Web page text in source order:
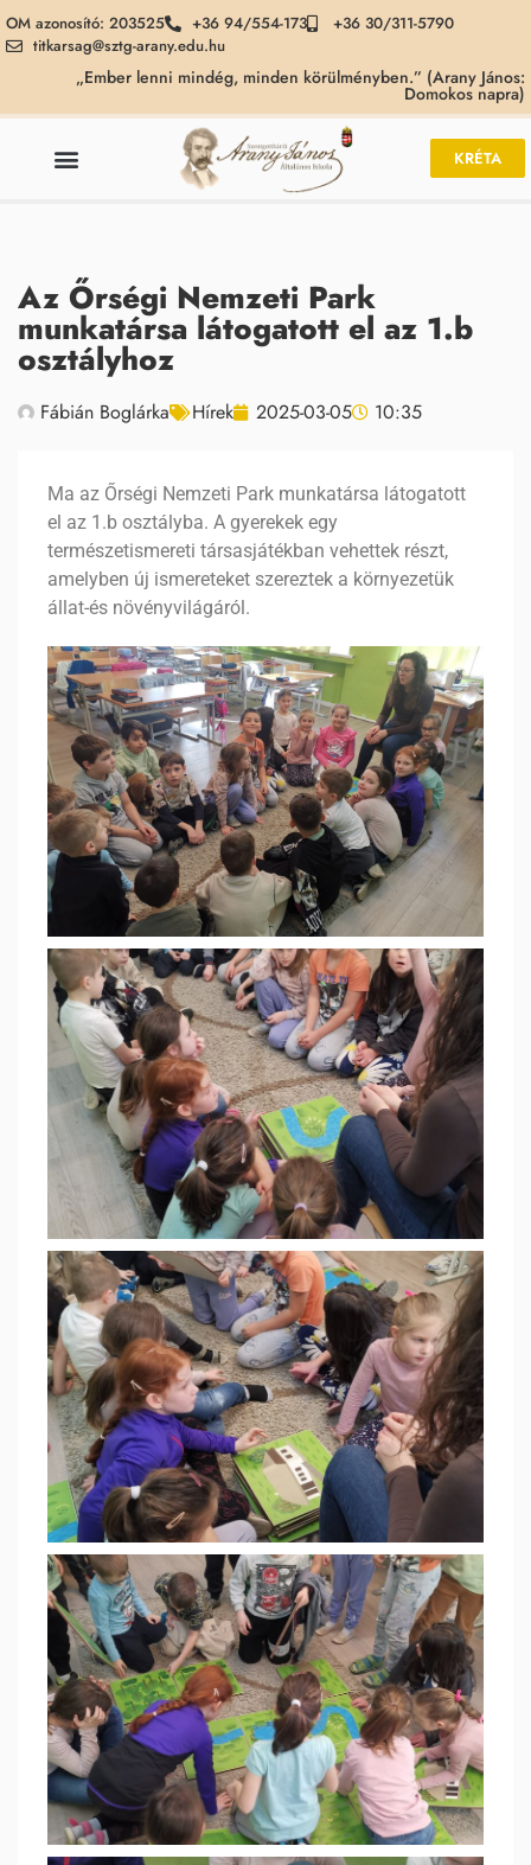
OM azonosító: 203525 +36 94/554-173
+36 30/311-5790
titkarsag@sztg-arany.edu.hu
„Ember lenni mindég, minden körülményben.” (Arany János:
Domokos napra)
KRÉTA
Az Őrségi Nemzeti Park
munkatársa látogatott el az 1.b
osztályhoz
Fábián Boglárka Hírek 2025-03-05 10:35
Ma az Őrségi Nemzeti Park munkatársa látogatott
el az 1.b osztályba. A gyerekek egy
természetismereti társasjátékban vehettek részt,
amelyben új ismereteket szereztek a környezetük
állat-és növényvilágáról.